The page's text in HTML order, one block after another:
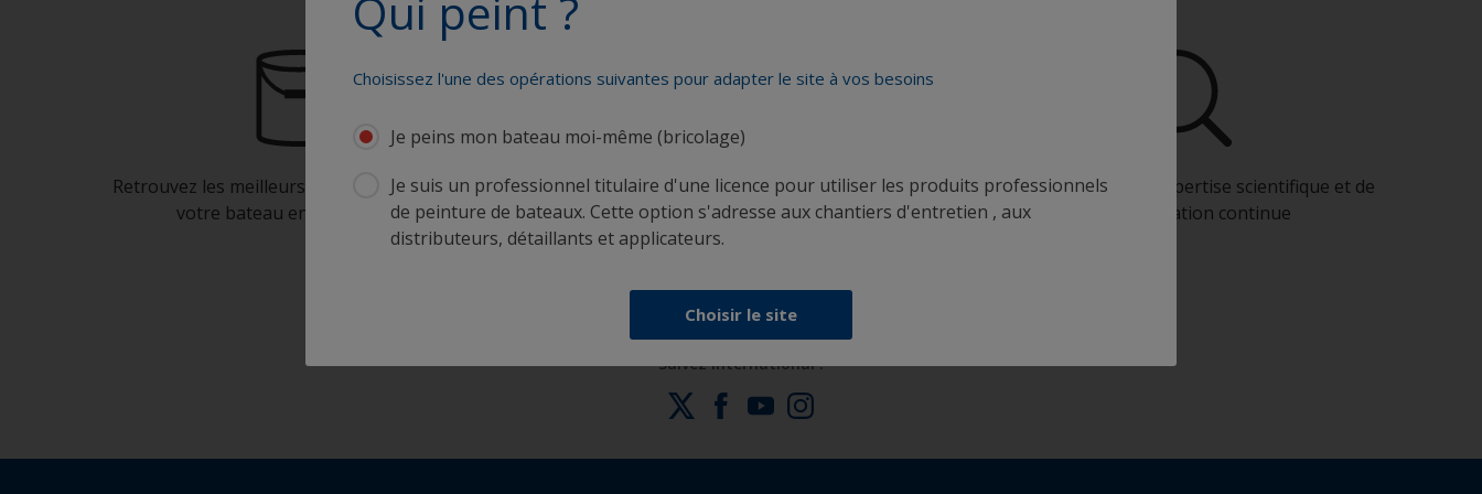
Choisissez l'une des opérations suivantes pour adapter le site à vos besoins
Je peins mon bateau moi-même (bricolage)
Je suis un professionnel titulaire d'une licence pour utiliser les produits professionnels
de peinture de bateaux. Cette option s'adresse aux chantiers d'entretien , aux
distributeurs, détaillants et applicateurs.
Choisir le site
Retrouvez les meilleurs produits pour garder
votre bateau en très bon état
Obtenez toute l'aide dont vous avez besoin pour
peindre en toute confiance
Bénéficiez de notre expertise scientifique et de
notre innovation continue
Suivez International :